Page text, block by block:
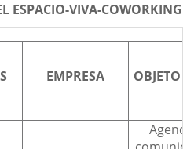
ESPACIO-VIVA-COWORKING
EMPRESA